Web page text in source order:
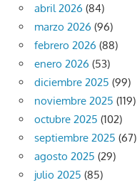
abril 2026 (84)
marzo 2026 (96)
febrero 2026 (88)
enero 2026 (53)
diciembre 2025 (99)
noviembre 2025 (119)
octubre 2025 (102)
septiembre 2025 (67)
agosto 2025 (29)
julio 2025 (85)